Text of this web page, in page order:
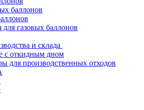
баллонов
газовых баллонов
и склада
с откидным дном
для производственных отходов